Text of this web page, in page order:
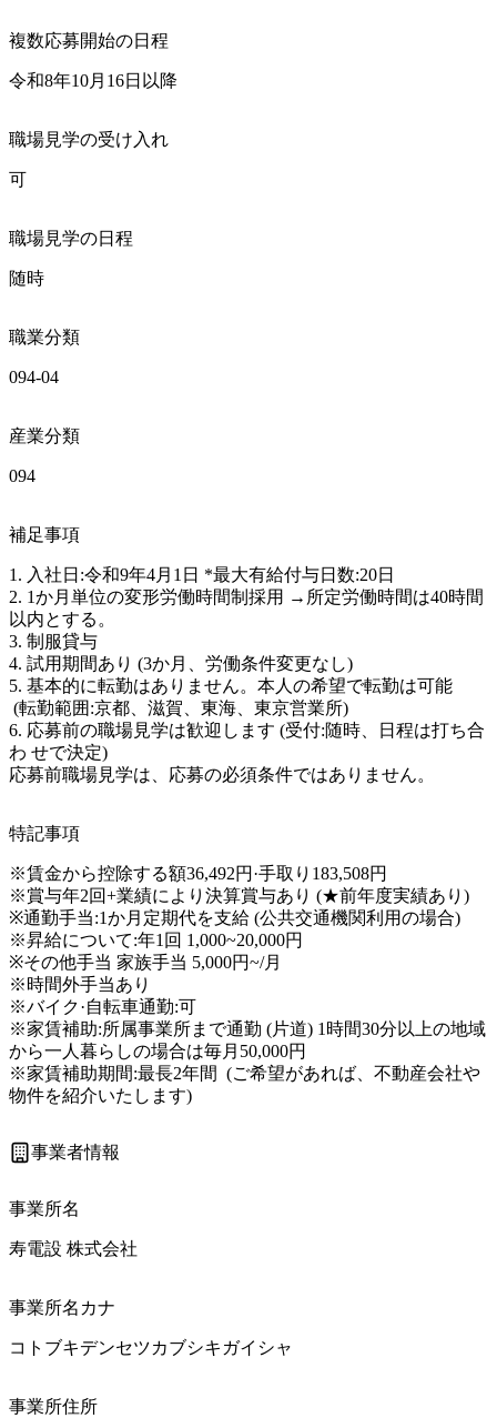
複数応募開始の日程
令和8年10月16日以降
職場見学の受け入れ
可
職場見学の日程
随時
職業分類
094-04
産業分類
094
補足事項
1. 入社日:令和9年4月1日 *最大有給付与日数:20日
2. 1か月単位の変形労働時間制採用 →所定労働時間は40時間
以内とする。
3. 制服貸与
4. 試用期間あり (3か月、労働条件変更なし)
5. 基本的に転勤はありません。本人の希望で転勤は可能
6. 応募前の職場見学は歓迎します (受付:随時、日程は打ち合
わ せで決定)
特記事項
※賃金から控除する額36,492円·手取り183,508円
※賞与年2回+業績により決算賞与あり (★前年度実績あり)
※通勤手当:1か月定期代を支給 (公共交通機関利用の場合)
※昇給について:年1回 1,000~20,000円
※その他手当 家族手当 5,000円~/月
※時間外手当あり
※バイク·自転車通勤:可
※家賃補助:所属事業所まで通勤 (片道) 1時間30分以上の地域
から一人暮らしの場合は毎月50,000円
※家賃補助期間:最長2年間  (ご希望があれば、不動産会社や
物件を紹介いたします)
事業者情報
事業所名
寿電設 株式会社
事業所名カナ
コトブキデンセツカブシキガイシャ
事業所住所